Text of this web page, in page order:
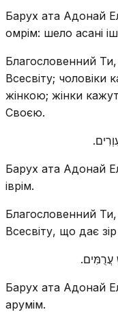
Барух ата Адонай
омрім: шело асані
Благословенний
Всесвіту;
жінкою; жінки
Своєю.
Барух ата Адонай
іврім.
Благословенний
Всесвіту, що дає
עֲרֻמִּים.
Барух ата Адонай
арумім.